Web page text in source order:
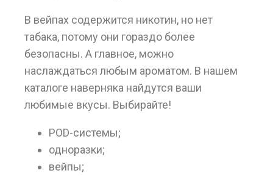
В вейпах содержится никотин, но нет
табака, потому они гораздо более
безопасны. А главное, можно
наслаждаться любым ароматом. В нашем
каталоге наверняка найдутся ваши
любимые вкусы. Выбирайте!
POD-системы;
одноразки;
вейпы;